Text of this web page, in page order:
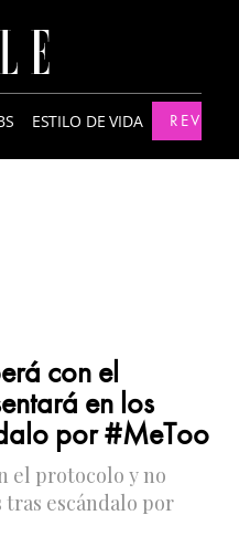
ESTILO DE VIDA
con el
en los
por #MeToo
el protocolo y no
tras escándalo por